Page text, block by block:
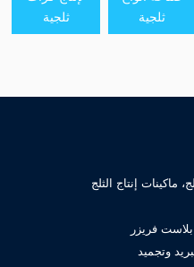
ثلجية
ثلجية
ماكينات إنتاج الثلج
فريزر
وتجميد